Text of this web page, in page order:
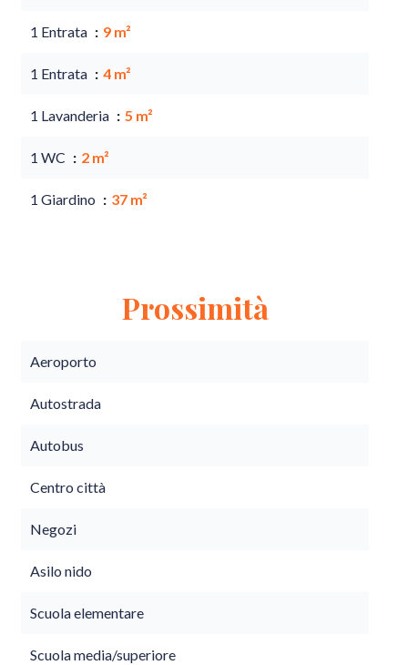
1 Entrata 9 m²
1 Entrata 4 m²
1 Lavanderia 5 m²
1 WC 2 m²
1 Giardino 37 m²
Prossimità
Aeroporto
Autostrada
Autobus
Centro città
Negozi
Asilo nido
Scuola elementare
Scuola media/superiore